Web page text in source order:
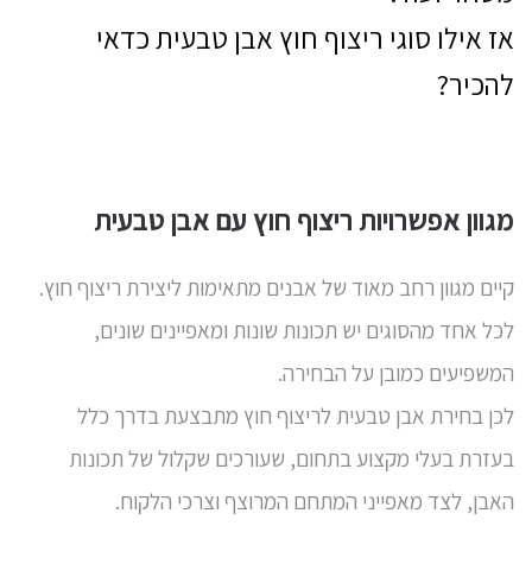
אז אילו סוגי ריצוף חוץ אבן טבעית כדאי
להכיר?
מגוון אפשרויות ריצוף חוץ עם אבן טבעית
קיים מגוון רחב מאוד של אבנים מתאימות ליצירת ריצוף חוץ.
לכל אחד מהסוגים יש תכונות שונות ומאפיינים שונים,
המשפיעים כמובן על הבחירה.
לכן בחירת אבן טבעית לריצוף חוץ מתבצעת בדרך כלל
בעזרת בעלי מקצוע בתחום, שעורכים שקלול של תכונות
האבן, לצד מאפייני המתחם המרוצף וצרכי הלקוח.